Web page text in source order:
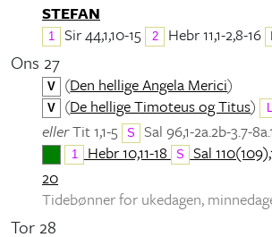
STEFAN
1 Sir 44,1,10-15 2 Hebr 11,1-2,8-16
Ons 27
V (Den hellige Angela Merici)
V (De hellige Timoteus og Titus) L
ellerTit 1,1-5 S Sal 96,1-2a.2b-3.7-
1 Hebr 10,11-18 S Sal
20
Tidebønner for ukedagen,
Tor 28